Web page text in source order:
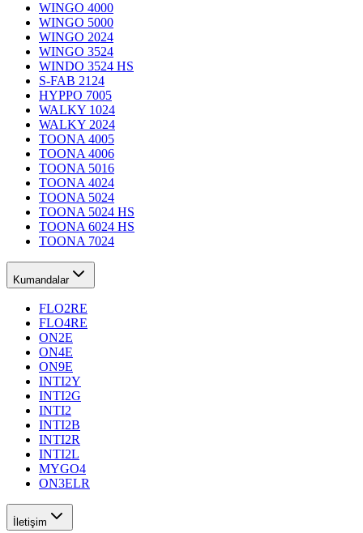
WINGO 4000
WINGO 5000
WINGO 2024
WINGO 3524
WINDO 3524 HS
S-FAB 2124
HYPPO 7005
WALKY 1024
WALKY 2024
TOONA 4005
TOONA 4006
TOONA 5016
TOONA 4024
TOONA 5024
TOONA 5024 HS
TOONA 6024 HS
TOONA 7024
Kumandalar
FLO2RE
FLO4RE
ON2E
ON4E
ON9E
INTI2Y
INTI2G
INTI2
INTI2B
INTI2R
INTI2L
MYGO4
ON3ELR
İletişim